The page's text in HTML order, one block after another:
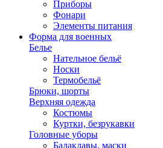
Приборы
Фонари
Элементы питания
Форма для военных
Белье
Нательное бельё
Носки
Термобельё
Брюки, шорты
Верхняя одежда
Костюмы
Куртки, безрукавки
Головные уборы
Балаклавы, маски